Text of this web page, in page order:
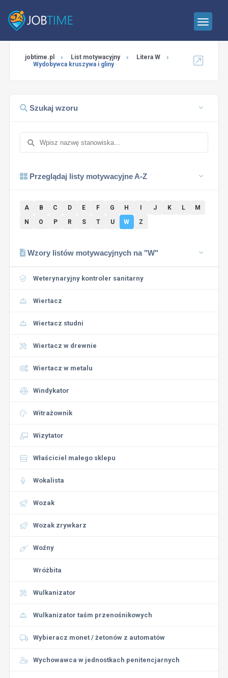
jobtime.pl List motywacyjny
Litera W
Wydobywca kruszywa i gliny
Szukaj wzoru
Przeglądaj listy motywacyjne A-Z
A B C D E F G H J K L
M
N
O P R S T U W Z
Wzory listów motywacyjnych na "W"
Weterynaryjny kontroler sanitarny
Wiertacz
Wiertacz studni
Wiertacz w drewnie
Wiertacz w metalu
Windykator
Witrażownik
Wizytator
Właściciel małego sklepu
Wokalista
Wozak
Wozak zrywkarz
Woźny
Wróżbita
Wulkanizator
Wulkanizator taśm przenośnikowych
Wybieracz monet / żetonów z automatów
Wychowawca w jednostkach penitencjarnych